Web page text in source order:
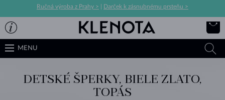
Ručná výroba z Prahy > Darček k zásnubnému prsteňu >
MENU
DETSKÉ ŠPERKY, BIELE ZLATO,
TOPÁS